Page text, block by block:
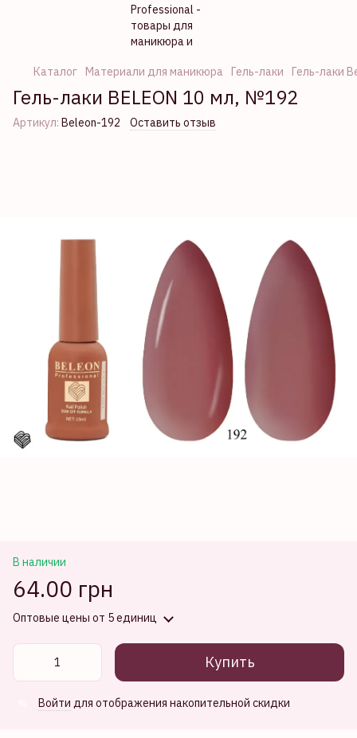
Каталог Материали для маникюра Гель-лаки Гель-лаки
Гель-лаки BELEON 10 мл, №192
Артикул: Beleon-192 Оставить отзыв
В наличии
64.00 грн
Оптовые цены от 5 единиц
Купить
Войти для отображения накопительной скидки